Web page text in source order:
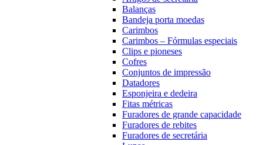
Balanças
Bandeja porta moedas
Carimbos
Carimbos – Fórmulas especiais
Clips e pioneses
Cofres
Conjuntos de impressão
Datadores
Esponjeira e dedeira
Fitas métricas
Furadores de grande capacidade
Furadores de rebites
Furadores de secretária